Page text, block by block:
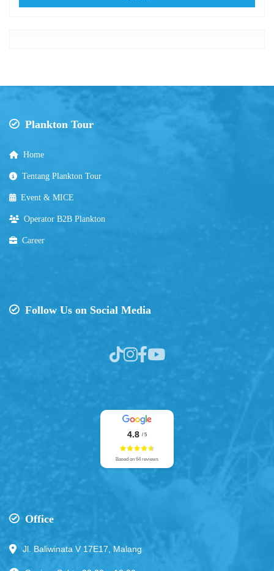
Plankton Tour
Home
Tentang Plankton Tour
Event & MICE
Operator B2B Plankton
Career
Follow Us on Social Media
4.8 / 5
Based on 64 reviews
Office
Jl. Baliwinata V 17E17, Malang